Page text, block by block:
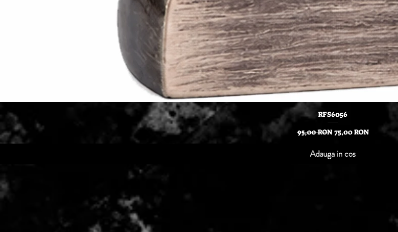
Afișare rapidă
RFS6056
Preț normal
95,00 RON Preț redus
75,00 RON
Adauga in cos